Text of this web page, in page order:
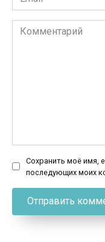
*
Комментарий
Сохранить моё имя,
последующих моих